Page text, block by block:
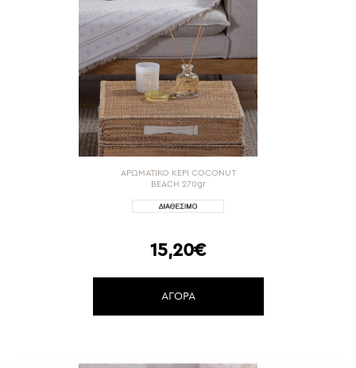
ΑΡΩΜΑΤΙΚΟ ΚΕΡΙ COCONUT
BEACH 270gr
15,20€
ΑΓΟΡΑ